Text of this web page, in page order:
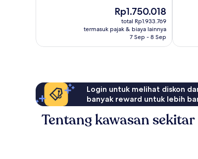
Harga
sekarang
Rp1.750.018
Rp1.750.018
total Rp1.933.769
termasuk pajak & biaya lainnya
7 Sep - 8 Sep
Login untuk melihat diskon
banyak reward untuk lebih
Tentang kawasan sekitar